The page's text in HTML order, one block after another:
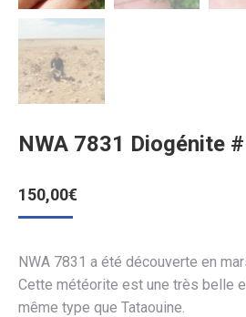
NWA 7831 Diogénite
150,00€
NWA 7831 a été découverte en
Cette météorite est une très belle
même type que Tataouine.